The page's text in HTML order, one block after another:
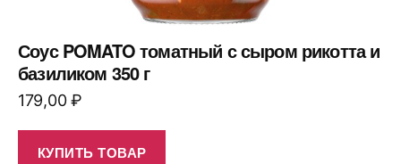
Соус POMATO томатный с сыром рикотта и
базиликом 350 г
179,00₽
КУПИТЬ ТОВАР